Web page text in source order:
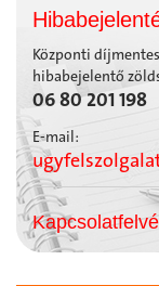
Központi díjmentes
hibabejelentő
06 80 201 198
E-mail: